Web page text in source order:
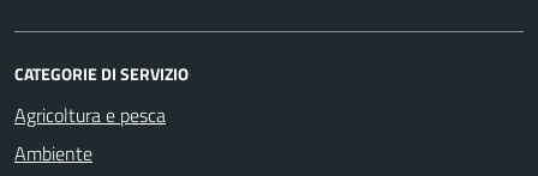
CATEGORIE DI SERVIZIO
Agricoltura e pesca
Ambiente